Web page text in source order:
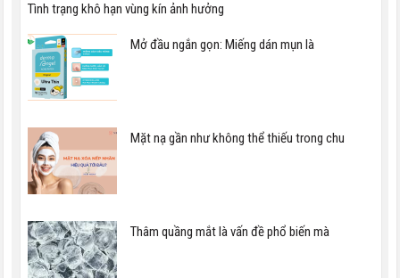
Tình trạng khô hạn vùng kín ảnh hưởng
Mở đầu ngắn gọn: Miếng dán mụn là
Mặt nạ gần như không thể thiếu trong chu
Thâm quầng mắt là vấn đề phổ biến mà